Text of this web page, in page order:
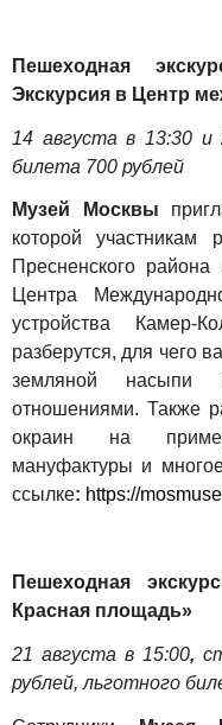
Пешеходная
Экскурсия в Центр
14 августа в 13:30
билета 700 рублей
Музей Москвы
которой участникам
Пресненского
Центра
устройства Камер-
разберутся, для чего
земляной насыпи
отношениями. Также
окраин на
мануфактуры и
ссылке: https://
Пешеходная
Красная площадь»
21 августа в 15:00,
рублей, льготного